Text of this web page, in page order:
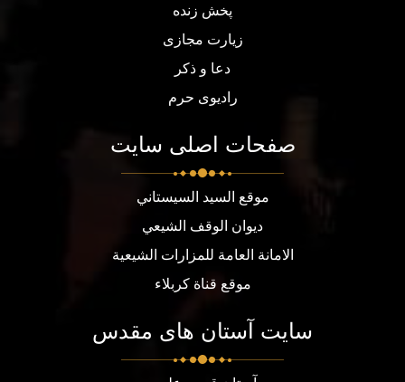
پخش زنده
زیارت مجازی
دعا و ذکر
رادیوی حرم
صفحات اصلی سایت
موقع السيد السيستاني
ديوان الوقف الشيعي
الامانة العامة للمزارات الشيعية
موقع قناة كربلاء
سایت آستان های مقدس